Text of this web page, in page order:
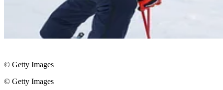
© Getty Images
© Getty Images